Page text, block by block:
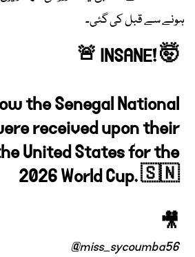
ہونے سے قبل کی گئی۔
🚨 INSANE! 🤯
the Senegal National
received upon their
United States for the
2026 World Cup. 🇸🇳
🎥
@miss_sycoumba56